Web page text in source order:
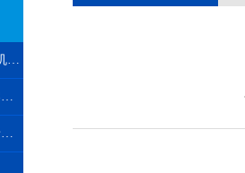
飞机之家顺利完成吉林敦化直升机航测
济南重汽配件展豪沃集团租赁2架直升机庆典
一架400万直升机在河北秦皇岛景区体验飞行